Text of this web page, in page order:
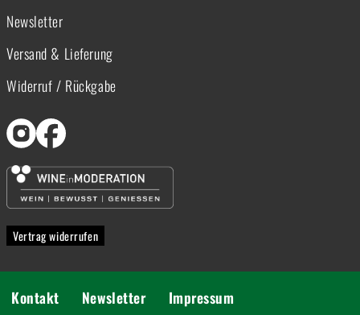
Newsletter
Versand & Lieferung
Widerruf / Rückgabe
Vertrag widerrufen
Kontakt Newsletter Impressum